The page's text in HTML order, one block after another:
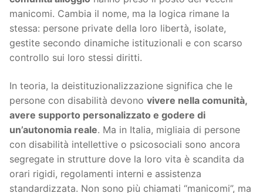
manicomi. Cambia il nome, ma la logica rimane la
stessa: persone private della loro libertà, isolate,
gestite secondo dinamiche istituzionali e con scarso
controllo sui loro stessi diritti.
In teoria, la deistituzionalizzazione significa che le
persone con disabilità devono vivere nella comunità,
avere supporto personalizzato e godere di
un’autonomia reale. Ma in Italia, migliaia di persone
con disabilità intellettive o psicosociali sono ancora
segregate in strutture dove la loro vita è scandita da
orari rigidi, regolamenti interni e assistenza
standardizzata. Non sono più chiamati “manicomi”, ma